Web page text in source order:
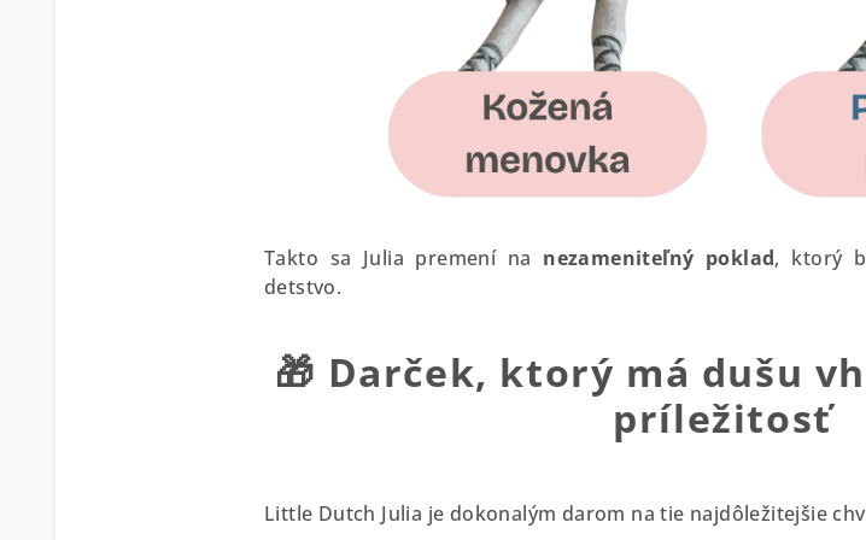
Takto sa Julia premení na nezameniteľný poklad, ktorý
detstvo.
🎁 Darček, ktorý má dušu
príležitosť
Little Dutch Julia je dokonalým darom na tie najdôležitejšie